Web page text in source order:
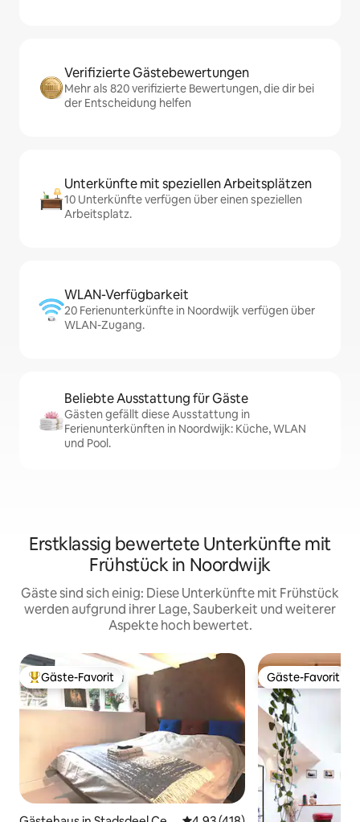
Verifizierte Gästebewertungen
Mehr als 820 verifizierte Bewertungen, die dir bei
der Entscheidung helfen
Unterkünfte mit speziellen Arbeitsplätzen
10 Unterkünfte verfügen über einen speziellen
Arbeitsplatz.
WLAN-Verfügbarkeit
20 Ferienunterkünfte in Noordwijk verfügen über
WLAN-Zugang.
Beliebte Ausstattung für Gäste
Gästen gefällt diese Ausstattung in
Ferienunterkünften in Noordwijk: Küche, WLAN
und Pool.
Erstklassig bewertete Unterkünfte mit
Frühstück in Noordwijk
Gäste sind sich einig: Diese Unterkünfte mit Frühstück
werden aufgrund ihrer Lage, Sauberkeit und weiterer
Aspekte hoch bewertet.
Beliebter Gäste-Favorit.
Gäste-Favorit Gäste-Favorit
Gäste-Favorit